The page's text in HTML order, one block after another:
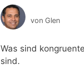
von Glen
Was sind
sind.